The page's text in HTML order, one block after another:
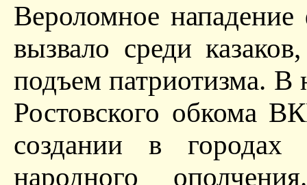
Вероломное
вызвало среди
подъем патриотизма. В
Ростовского обкома
создании в городах
народного